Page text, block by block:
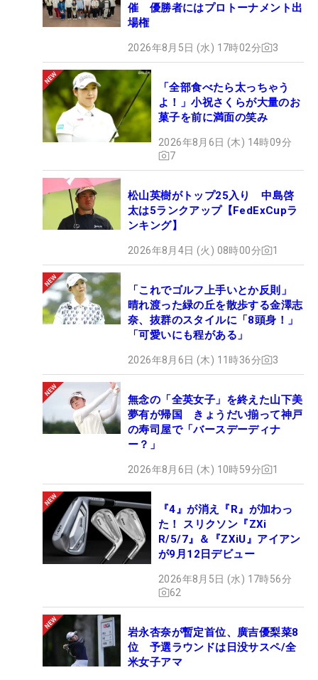
催 優勝者にはプロトーナメント出
場権
2026年8月5日 (水) 17時02分 3
「全部食べたら太っちゃう
よ！」小祝さくらが大量のお
菓子を前に満面の笑み
2026年8月6日 (木) 14時09分
7
松山英樹がトップ25入り 中島啓
太は5ランクアップ【FedExCupラ
ンキング】
2026年8月4日 (火) 08時00分 1
「これでゴルフ上手いとか反則」
晴れ渡った緑の丘を散歩する金澤志
奈、抜群のスタイルに「8頭身！」
「可愛いにも程がある」
2026年8月6日 (木) 11時36分 3
無念の「全英女子」を終えた山下美
夢有が帰国 きょうだい揃って神戸
の寿司屋で「バースデーディナ
ー？」
2026年8月6日 (木) 10時59分 1
『4』が消え『R』が加わっ
た！ スリクソン『ZXi
R/5/7』＆『ZXiU』アイアン
が9月12日デビュー
2026年8月5日 (水) 17時56分
62
岩永杏奈が暫定首位、廣吉優梨菜8
位 予選ラウンドは日没サスペ/全
米女子アマ